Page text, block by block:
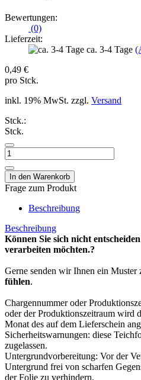
Bewertungen:
(0)
Lieferzeit:
ca. 3-4 Tage
0,49 €
pro Stck.
inkl. 19% MwSt. zzgl. Versand
Stck.:
Stck.
Frage zum Produkt
Beschreibung
Beschreibung
Können Sie sich nicht
verarbeiten möchten.?
Gerne senden wir Ihnen ein Muster
fühlen.
Chargennummer oder
oder der Produktionszeitraum wird
Monat des auf dem Lieferschein
Sicherheitswarnungen: diese
zugelassen.
Untergrundvorbereitung: Vor der
Untergrund frei von scharfen
der Folie zu verhindern.